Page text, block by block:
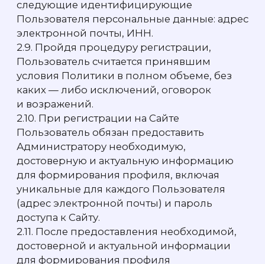
в установленном порядке.
3. ЦЕЛИ ОБРАБОТКИ ПЕРСОНАЛЬНЫХ
ДАННЫХ
3.1. Администратор обрабатывает
целей информационно-справочного
обслуживания, в том числе
предоставления информации об услугах,
заключения договоров на обслуживание
и подключение согласно тарифам
расположенным по ссылке:
www.eqwa.ru/privacy, а также
идентификации Пользователя Сайта.
4. ПОРЯДОК И УСЛОВИЯ ОБРАБОТКИ
ПЕРСОНАЛЬНЫХ ДАННЫХ.
4.1. Обработка персональных данных
Пользователя осуществляется без
ограничения срока, любым законным
способом, в том числе в информационных
системах персональных данных
с использованием средств автоматизации
или без использования таких средств.
4.2. Обработка персональных данных